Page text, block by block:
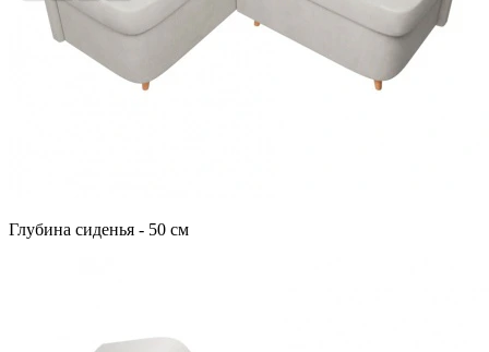
Глубина сиденья - 50 см